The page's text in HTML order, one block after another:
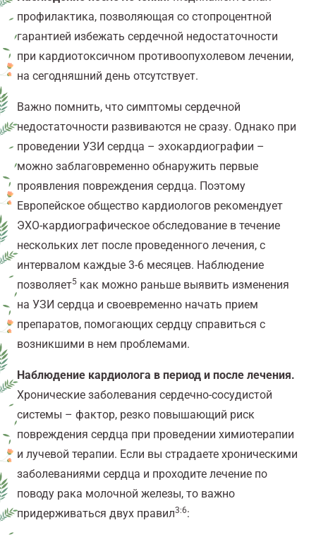
профилактика, позволяющая со стопроцентной
гарантией избежать сердечной недостаточности
при кардиотоксичном противоопухолевом лечении,
на сегодняшний день отсутствует.
Важно помнить, что симптомы сердечной
недостаточности развиваются не сразу. Однако при
проведении УЗИ сердца – эхокардиографии –
можно заблаговременно обнаружить первые
проявления повреждения сердца. Поэтому
Европейское общество кардиологов рекомендует
ЭХО-кардиографическое обследование в течение
нескольких лет после проведенного лечения, с
интервалом каждые 3-6 месяцев. Наблюдение
позволяет5 как можно раньше выявить изменения
на УЗИ сердца и своевременно начать прием
препаратов, помогающих сердцу справиться с
возникшими в нем проблемами.
Наблюдение кардиолога в период и после лечения.
Хронические заболевания сердечно-сосудистой
системы – фактор, резко повышающий риск
повреждения сердца при проведении химиотерапии
и лучевой терапии. Если вы страдаете хроническими
заболеваниями сердца и проходите лечение по
поводу рака молочной железы, то важно
придерживаться двух правил3:6: